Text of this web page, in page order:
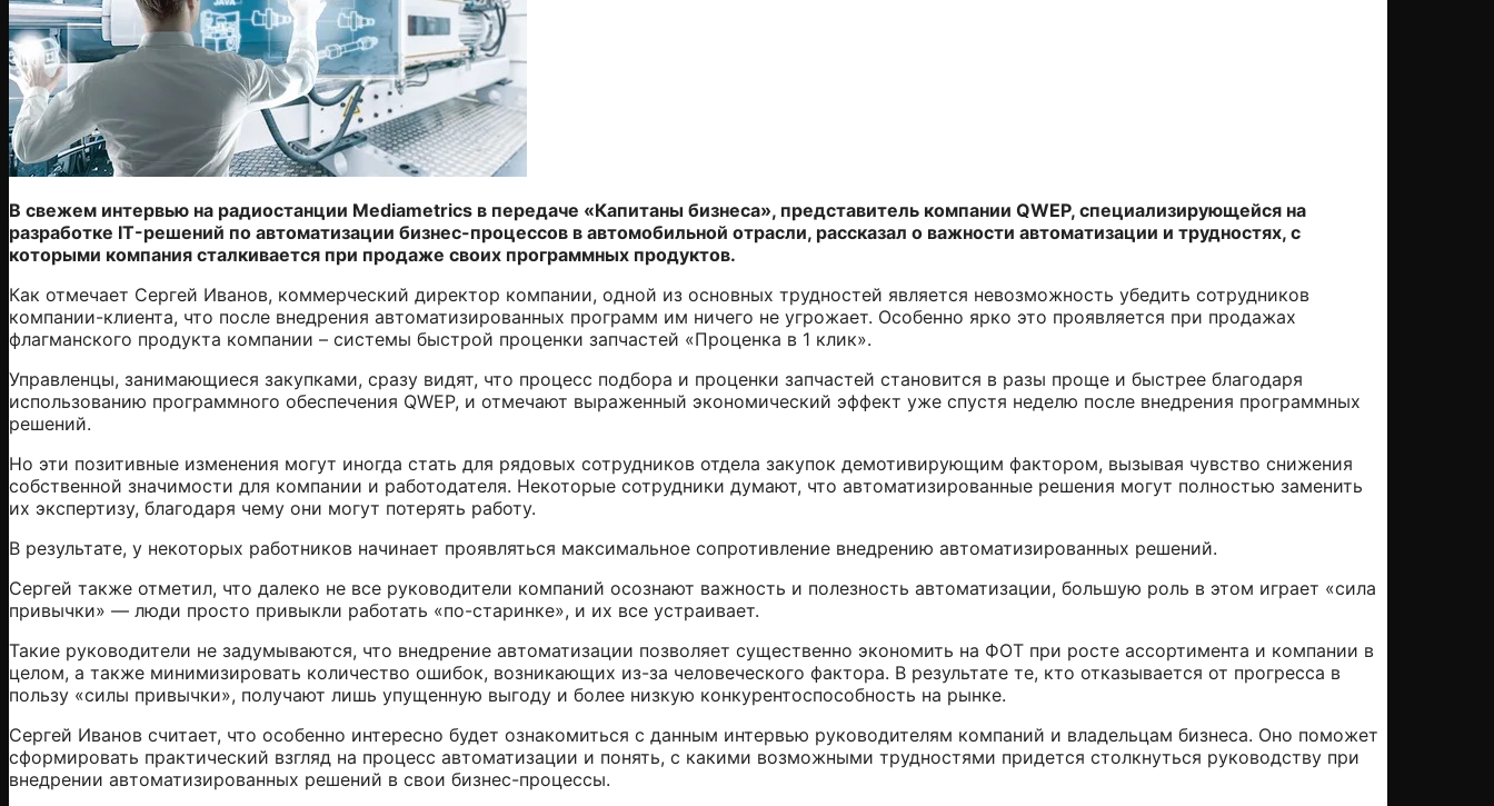
В свежем интервью на радиостанции Mediametrics в передаче «Капитаны бизнеса», представитель компании QWEP, специализирующейся на
разработке IT-решений по автоматизации бизнес-процессов в автомобильной отрасли, рассказал о важности автоматизации и трудностях, с
которыми компания сталкивается при продаже своих программных продуктов.
Как отмечает Сергей Иванов, коммерческий директор компании, одной из основных трудностей является невозможность убедить сотрудников
компании-клиента, что после внедрения автоматизированных программ им ничего не угрожает. Особенно ярко это проявляется при продажах
флагманского продукта компании – системы быстрой проценки запчастей «Проценка в 1 клик».
Управленцы, занимающиеся закупками, сразу видят, что процесс подбора и проценки запчастей становится в разы проще и быстрее благодаря
использованию программного обеспечения QWEP, и отмечают выраженный экономический эффект уже спустя неделю после внедрения программных
решений.
Но эти позитивные изменения могут иногда стать для рядовых сотрудников отдела закупок демотивирующим фактором, вызывая чувство снижения
собственной значимости для компании и работодателя. Некоторые сотрудники думают, что автоматизированные решения могут полностью заменить
их экспертизу, благодаря чему они могут потерять работу.
В результате, у некоторых работников начинает проявляться максимальное сопротивление внедрению автоматизированных решений.
Сергей также отметил, что далеко не все руководители компаний осознают важность и полезность автоматизации, большую роль в этом играет «сила
привычки» — люди просто привыкли работать «по-старинке», и их все устраивает.
Такие руководители не задумываются, что внедрение автоматизации позволяет существенно экономить на ФОТ при росте ассортимента и компании в
целом, а также минимизировать количество ошибок, возникающих из-за человеческого фактора. В результате те, кто отказывается от прогресса в
пользу «силы привычки», получают лишь упущенную выгоду и более низкую конкурентоспособность на рынке.
Сергей Иванов считает, что особенно интересно будет ознакомиться с данным интервью руководителям компаний и владельцам бизнеса. Оно поможет
сформировать практический взгляд на процесс автоматизации и понять, с какими возможными трудностями придется столкнуться руководству при
внедрении автоматизированных решений в свои бизнес-процессы.